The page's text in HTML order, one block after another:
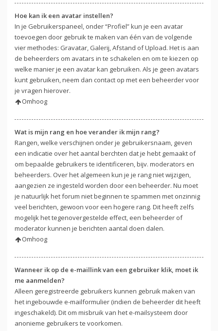
Hoe kan ik een avatar instellen?
In je Gebruikerspaneel, onder “Profiel” kun je een avatar
toevoegen door gebruik te maken van één van de volgende
vier methodes: Gravatar, Galerij, Afstand of Upload. Het is aan
de beheerders om avatars in te schakelen en om te kiezen op
welke manier je een avatar kan gebruiken. Als je geen avatars
kunt gebruiken, neem dan contact op met een beheerder voor
je vragen hierover.
Omhoog
Wat is mijn rang en hoe verander ik mijn rang?
Rangen, welke verschijnen onder je gebruikersnaam, geven
een indicatie over het aantal berchten dat je hebt gemaakt of
om bepaalde gebruikers te identificeren, bijv. moderators en
beheerders. Over het algemeen kun je je rang niet wijzigen,
aangezien ze ingesteld worden door een beheerder. Nu moet
je natuurlijk het forum niet beginnen te spammen met onzinnig
veel berichten, gewoon voor een hogere rang. Dit heeft zelfs
mogelijk het tegenovergestelde effect, een beheerder of
moderator kunnen je berichten aantal doen dalen.
Omhoog
Wanneer ik op de e-maillink van een gebruiker klik, moet ik
me aanmelden?
Alleen geregistreerde gebruikers kunnen gebruik maken van
het ingebouwde e-mailformulier (indien de beheerder dit heeft
ingeschakeld). Dit om misbruik van het e-mailsysteem door
anonieme gebruikers te voorkomen.